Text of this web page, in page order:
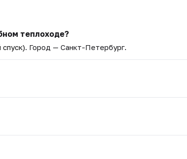
теплоходе?
. Город — Санкт-Петербург.